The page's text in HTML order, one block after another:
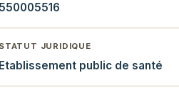
550005516
STATUT JURIDIQUE
Etablissement public de santé